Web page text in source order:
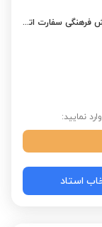
دارای مدرک C1 زبان آلمانی، زبان آموخته در بخش فرهنگی سفارت اتریش (ÖKF) با نمرات ترمیک ممتاز
نمایید:
استاد